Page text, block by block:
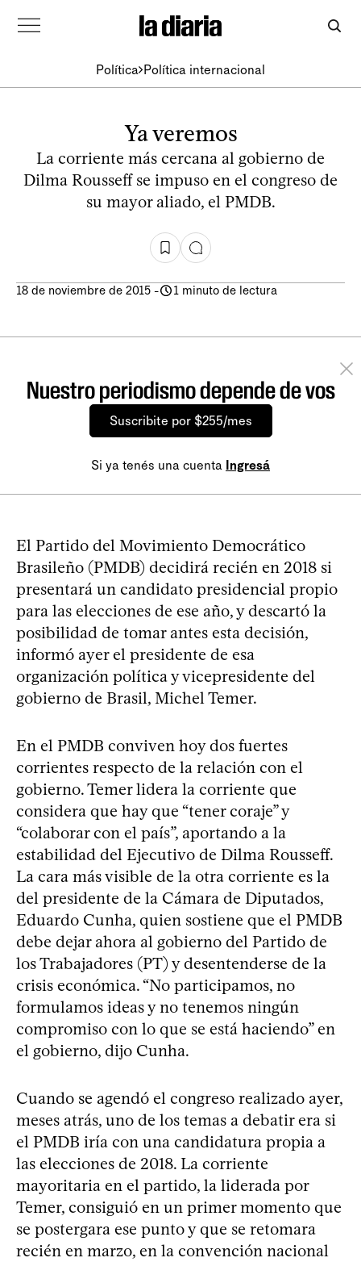
Política Política internacional
Ya veremos
La corriente más cercana al gobierno de
Dilma Rousseff se impuso en el congreso de
su mayor aliado, el PMDB.
18 de noviembre de 2015 - 1 minuto de lectura
Nuestro periodismo depende de vos
Suscribite por $255/mes
Si ya tenés una cuenta Ingresá
El Partido del Movimiento Democrático
Brasileño (PMDB) decidirá recién en 2018 si
presentará un candidato presidencial propio
para las elecciones de ese año, y descartó la
posibilidad de tomar antes esta decisión,
informó ayer el presidente de esa
organización política y vicepresidente del
gobierno de Brasil, Michel Temer.
En el PMDB conviven hoy dos fuertes
corrientes respecto de la relación con el
gobierno. Temer lidera la corriente que
considera que hay que “tener coraje” y
“colaborar con el país”, aportando a la
estabilidad del Ejecutivo de Dilma Rousseff.
La cara más visible de la otra corriente es la
del presidente de la Cámara de Diputados,
Eduardo Cunha, quien sostiene que el PMDB
debe dejar ahora al gobierno del Partido de
los Trabajadores (PT) y desentenderse de la
crisis económica. “No participamos, no
formulamos ideas y no tenemos ningún
compromiso con lo que se está haciendo” en
el gobierno, dijo Cunha.
Cuando se agendó el congreso realizado ayer,
meses atrás, uno de los temas a debatir era si
el PMDB iría con una candidatura propia a
las elecciones de 2018. La corriente
mayoritaria en el partido, la liderada por
Temer, consiguió en un primer momento que
se postergara ese punto y que se retomara
recién en marzo, en la convención nacional